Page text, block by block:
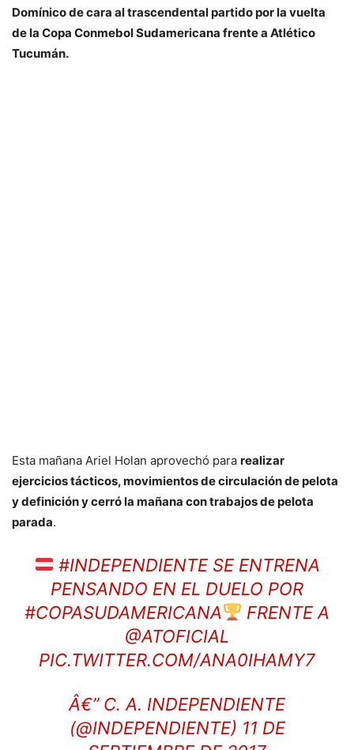
Domínico de cara al trascendental partido por la vuelta
de la Copa Conmebol Sudamericana frente a Atlético
Tucumán.
Esta mañana Ariel Holan aprovechó para realizar
ejercicios tácticos, movimientos de circulación de pelota
y definición y cerró la mañana con trabajos de pelota
parada.
#INDEPENDIENTESE ENTRENA
PENSANDO EN EL DUELO POR
#COPASUDAMERICANA
FRENTE A
@ATOFICIAL
PIC.TWITTER.COM/ANA0IHAMY7
Â€” C. A. INDEPENDIENTE
(@INDEPENDIENTE) 11 DE